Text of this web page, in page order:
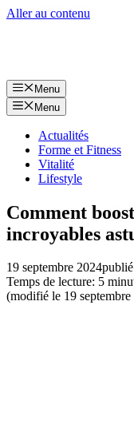
Aller au contenu
Menu
Menu
Actualités
Forme et Fitness
Vitalité
Lifestyle
Comment
incroyables
19 septembre 2024
Temps de lecture: 5
(modifié le 19